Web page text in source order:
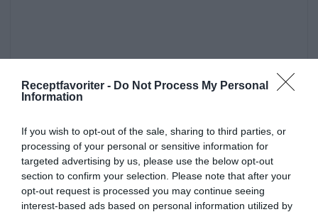
Receptfavoriter - Do Not Process My Personal
Information
If you wish to opt-out of the sale, sharing to third parties, or
processing of your personal or sensitive information for
targeted advertising by us, please use the below opt-out
section to confirm your selection. Please note that after your
opt-out request is processed you may continue seeing
interest-based ads based on personal information utilized by